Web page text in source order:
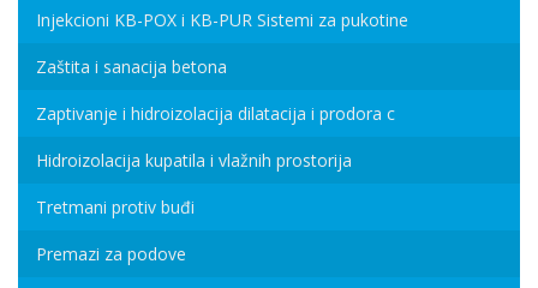
Injekcioni KB-POX i KB-PUR Sistemi za pukotine
Zaštita i sanacija betona
Zaptivanje i hidroizolacija dilatacija i prodora c
Hidroizolacija kupatila i vlažnih prostorija
Tretmani protiv buđi
Premazi za podove